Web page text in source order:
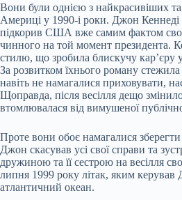
Вони були однією з найкрасивіших
Америці у 1990-і роки. Джон Кеннеді
підкорив США вже самим фактом
чинного на той момент президента.
стилю, що зробила блискучу кар’єру
За розвитком їхнього роману стежила
навіть не намагалися приховувати,
Щоправда, після весілля дещо
втомлювалася від вимушеної
Проте вони обоє намагалися
Джон скасував усі свої справи та
дружиною та її сестрою на весілля
липня 1999 року літак, яким керував
атлантичний океан.